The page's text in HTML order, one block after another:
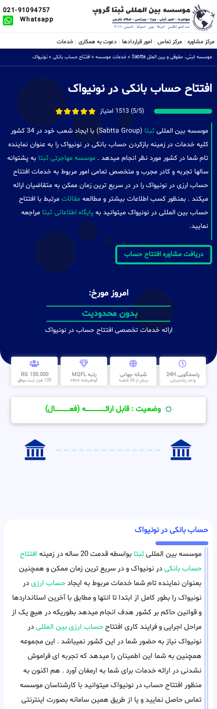
021-91094757
Whatsapp
مرکز مشاوره مرکز تماس امور قراردادها دعوت به همکاری خدمات
موسسه ثبتی، حقوقی و بین الملل Sabtta » خدمات موسسه » افتتاح حساب بانکی » نونیواک
افتتاح حساب بانکی در نونیواک
(5/5) 1513 امتیاز
موسسه بین المللی ثبتا
(Sabtta Group) با ایجاد شعب خود در 34 کشور
کلیه خدمات در زمینه بازکردن حساب بانکی در نونیواک را به عنوان نماینده
تام شما در کشور مورد نظر انجام میدهد . موسسه مهاجرتی ثبتا به پشتوانه
سالها تجربه و کادر مجرب و متخصص تمامی امور مربوط به خدمات افتتاح
حساب ارزی در نونیواک را در در سریع ترین زمان ممکن به متقاضیان ارائه
میکند . بمنظور کسب اطلاعات بیشتر و مطالعه مقالات مرتبط با افتتاح
حساب بین المللی در نونیواک میتوانید به پایگاه اطلاعاتی ثبتا مراجعه
نمایید.
دریافت مشاوره افتتاح حساب
امروز مورخ:
بدون محدودیت
ارائه خدمات تخصصی افتتاح حساب در نونیواک
پاسخگویی 24H
واحد پشتیبانی
شبکه جهانی
بیش از 34 شعبه
رتبه MQFL
گواهینامه cess
130.000 RG
130 هزار ثبت موفق
وضعیت : قابل ارائــــــــــــــــــــه (فعـــــــــــــــال)
حساب بانکی در نونیواک
موسسه بین المللیثبتا بواسطه قدمت 20 ساله در زمینه
افتتاح
حساب بانکیدر نونیواک و در سریع ترین زمان ممکن و همچنین
بعنوان نماینده تام شما خدمات مربوط به ایجادحساب ارزیدر
نونیواک را بطور کامل از ابتدا تا انتها و مطابق با آخرین استانداردها
و قوانین حاکم بر کشور هدف انجام میدهد بطوریکه در هیچ یک از
مراحل اجرایی و فرایند کاری افتتاححساب ارزی بین المللیدر
نونیواک نیاز به حضور شما در این کشور نمیباشد . این مجموعه
همچنین به شما این اطمینان را میدهد که تجربه ای فراموش
نشدنی در ارائه خدمات برای شما به ارمغان آورد . هم اکنون به
منظور افتتاح حساب در نونیواک میتوانید با کارشناسان موسسه
تماس حاصل نمایید و یا از طریق همین سامانه بصورت اینترنتی